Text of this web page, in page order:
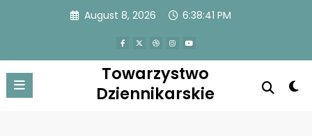
August 8, 2026 6:38:41 PM
Towarzystwo
Dziennikarskie